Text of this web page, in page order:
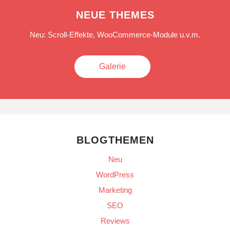
NEUE THEMES
Neu: Scroll-Effekte, WooCommerce-Module u.v.m.
Galerie
BLOGTHEMEN
Neu
WordPress
Marketing
SEO
Reviews